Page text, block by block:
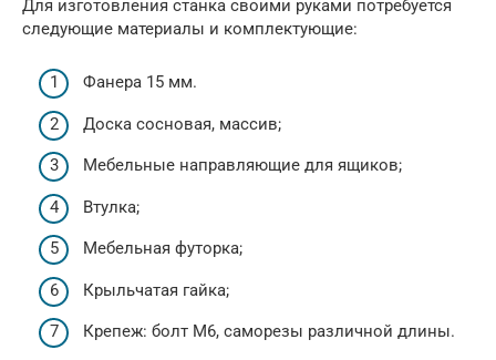
Для изготовления станка своими руками потребуется
следующие материалы и комплектующие:
Фанера 15 мм.
Доска сосновая, массив;
Мебельные направляющие для ящиков;
Втулка;
Мебельная футорка;
Крыльчатая гайка;
Крепеж: болт М6, саморезы различной длины.